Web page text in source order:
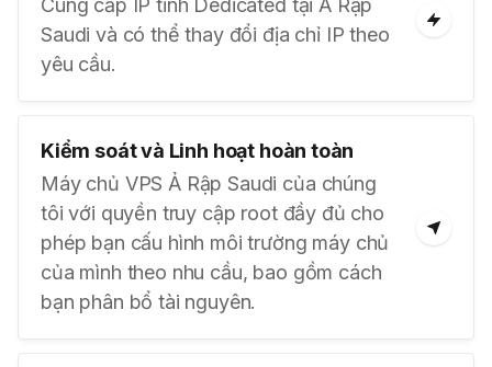
Cung cấp IP tĩnh Dedicated tại Ả Rập
Saudi và có thể thay đổi địa chỉ IP theo
yêu cầu.
Kiểm soát và Linh hoạt hoàn toàn
Máy chủ VPS Ả Rập Saudi của chúng
tôi với quyền truy cập root đầy đủ cho
phép bạn cấu hình môi trường máy chủ
của mình theo nhu cầu, bao gồm cách
bạn phân bổ tài nguyên.